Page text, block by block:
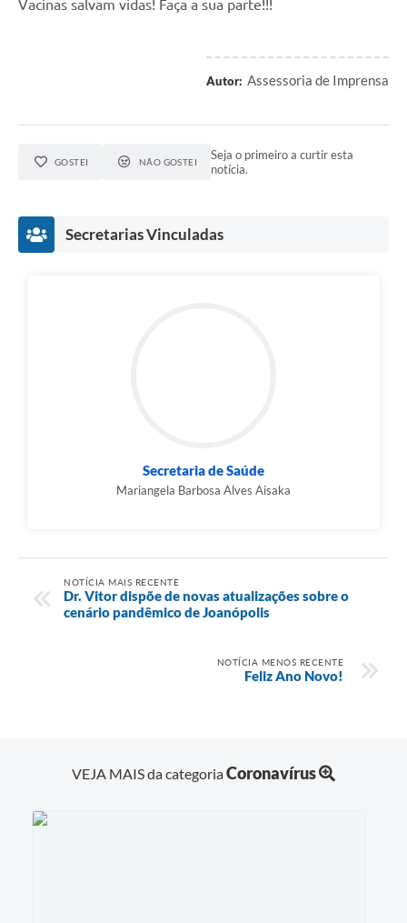
Vacinas salvam vidas! Faça a sua parte!!!
Autor: Assessoria de Imprensa
GOSTEI NÃO GOSTEI
Seja o primeiro a curtir esta
notícia.
Secretarias Vinculadas
Secretaria de Saúde
Mariangela Barbosa Alves Aisaka
NOTÍCIA MAIS RECENTE
Dr. Vitor dispõe de novas atualizações sobre o
cenário pandêmico de Joanópolis
NOTÍCIA MENOS RECENTE
Feliz Ano Novo!
VEJA MAIS da categoriaCoronavírus